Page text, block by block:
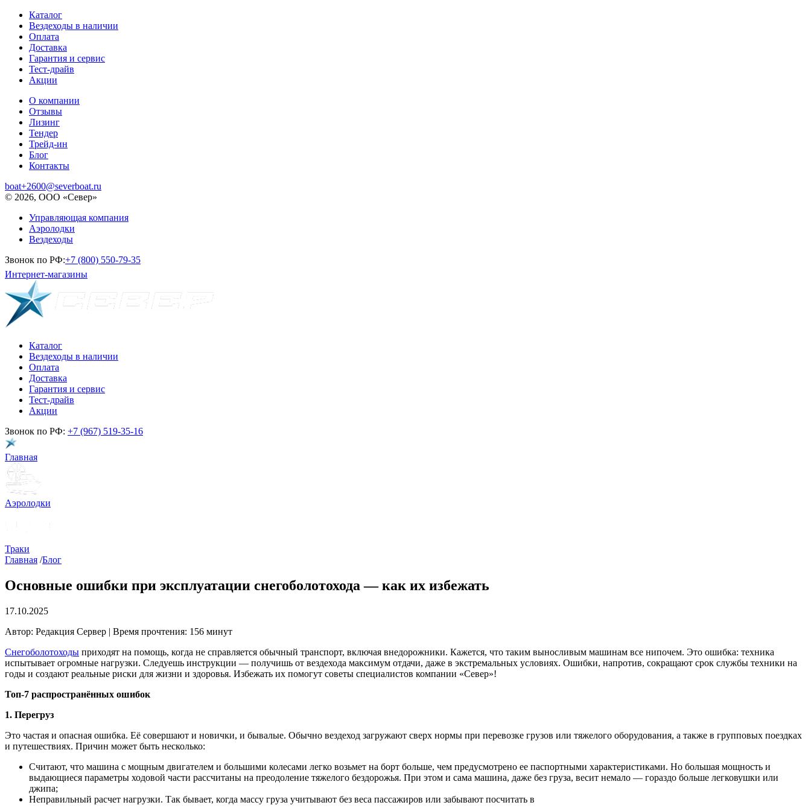
Каталог
Вездеходы в наличии
Оплата
Доставка
Гарантия и сервис
Тест-драйв
Акции
О компании
Отзывы
Лизинг
Тендер
Трейд-ин
Блог
Контакты
boat+2600@severboat.ru
© 2026, ООО «Север»
Управляющая компания
Аэролодки
Вездеходы
Звонок по РФ:+7 (800) 550-79-35
Интернет-магазины
Каталог
Вездеходы в наличии
Оплата
Доставка
Гарантия и сервис
Тест-драйв
Акции
Звонок по РФ: +7 (967) 519-35-16
Главная
Аэролодки
Траки
Главная /Блог
Основные ошибки при эксплуатации снегоболотохода — как их избежать
17.10.2025
Автор: Редакция Сервер | Время прочтения: 156 минут
Снегоболотоходы приходят на помощь, когда не справляется обычный транспорт, включая внедорожники. Кажется, что таким выносливым машинам все нипочем. Это ошибка: техника
испытывает огромные нагрузки. Следуешь инструкции — получишь от вездехода максимум отдачи, даже в экстремальных условиях. Ошибки, напротив, сокращают срок службы техники на
годы и создают реальные риски для жизни и здоровья. Избежать их помогут советы специалистов компании «Север»!
Топ-7 распространённых ошибок
1. Перегруз
Это частая и опасная ошибка. Её совершают и новички, и бывалые. Обычно вездеход загружают сверх нормы при перевозке грузов или тяжелого оборудования, а также в групповых поездках
и путешествиях. Причин может быть несколько:
Считают, что машина с мощным двигателем и большими колесами легко возьмет на борт больше, чем предусмотрено ее паспортными характеристиками. Но большая мощность и
выдающиеся параметры ходовой части рассчитаны на преодоление тяжелого бездорожья. При этом и сама машина, даже без груза, весит немало — гораздо больше легковушки или
джипа;
Неправильный расчет нагрузки. Так бывает, когда массу груза учитывают без веса пассажиров или забывают посчитать в